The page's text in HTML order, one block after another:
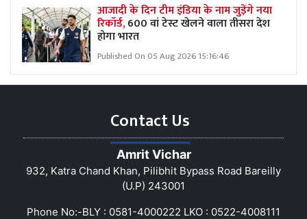
आजादी के दिन टीम इंडिया के नाम जुड़ेंगे नया
रिकॉर्ड,600 वां टेस्ट खेलने वाला तीसरा देश
होगा भारत
Published On 05 Aug 2026 15:16:46
Contact Us
Amrit Vichar
932, Katra Chand Khan, Pilibhit Bypass Road Bareilly
(U.P) 243001
Phone No:-BLY : 0581-4000222 LKO : 0522-4008111